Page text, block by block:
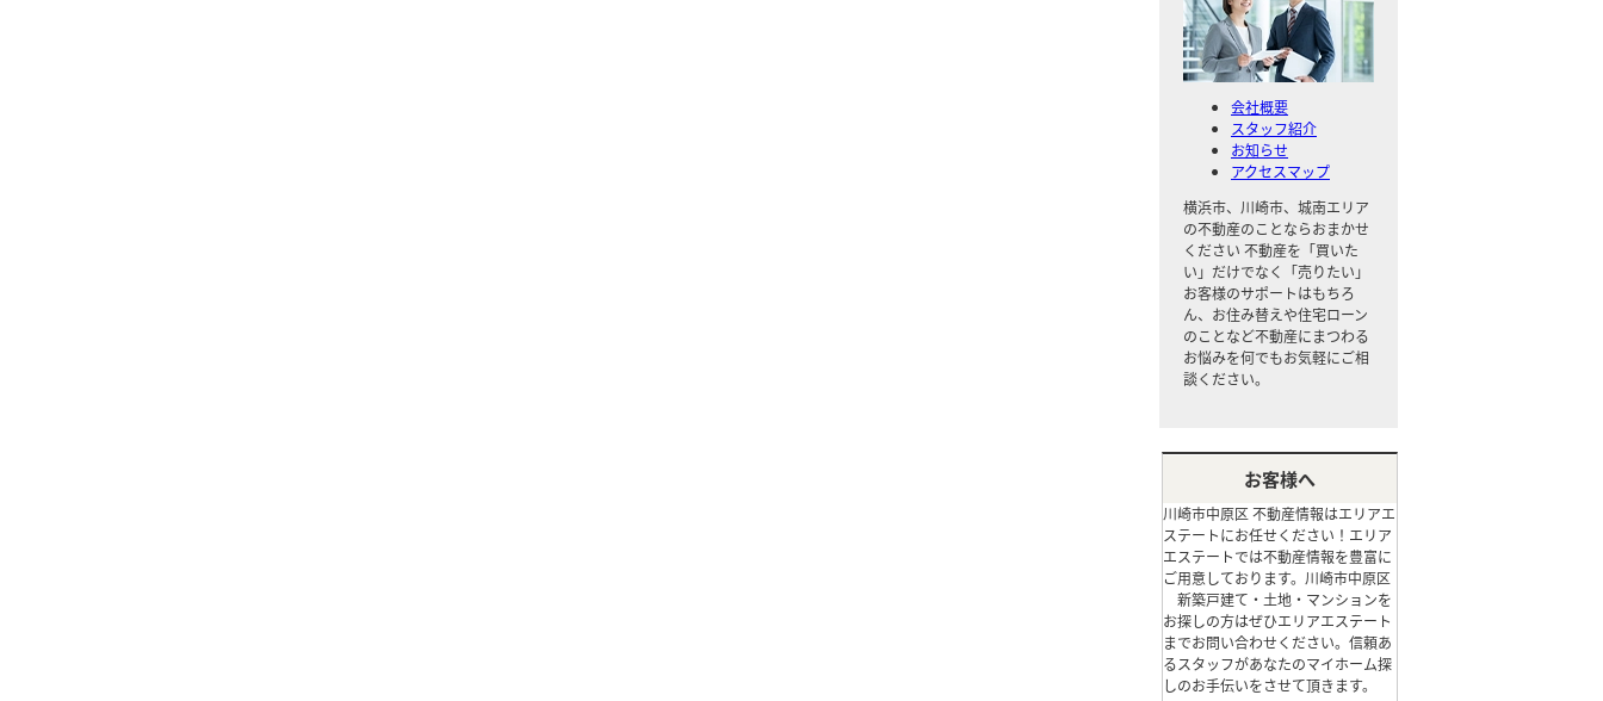
会社概要
スタッフ紹介
お知らせ
アクセスマップ
横浜市、川崎市、城南エリア
の不動産のことならおまかせ
ください 不動産を「買いた
い」だけでなく「売りたい」
お客様のサポートはもちろ
ん、お住み替えや住宅ローン
のことなど不動産にまつわる
お悩みを何でもお気軽にご相
談ください。
お客様へ
川崎市中原区 不動産情報はエリアエ
ステートにお任せください！エリア
エステートでは不動産情報を豊富に
ご用意しております。川崎市中原区
新築戸建て・土地・マンションを
お探しの方はぜひエリアエステート
までお問い合わせください。信頼あ
るスタッフがあなたのマイホーム探
しのお手伝いをさせて頂きます。